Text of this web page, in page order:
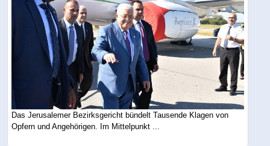
Das Jerusalemer Bezirksgericht bündelt Tausende Klagen von
Opfern und Angehörigen. Im Mittelpunkt ...